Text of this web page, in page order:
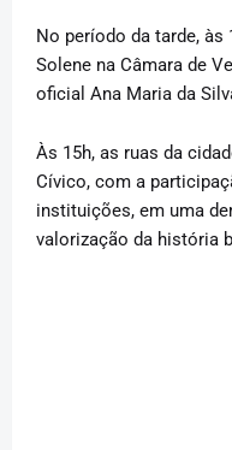
No período da tarde, às
Solene na Câmara de
oficial Ana Maria da
Às 15h, as ruas da
Cívico, com a
instituições, em uma
valorização da história